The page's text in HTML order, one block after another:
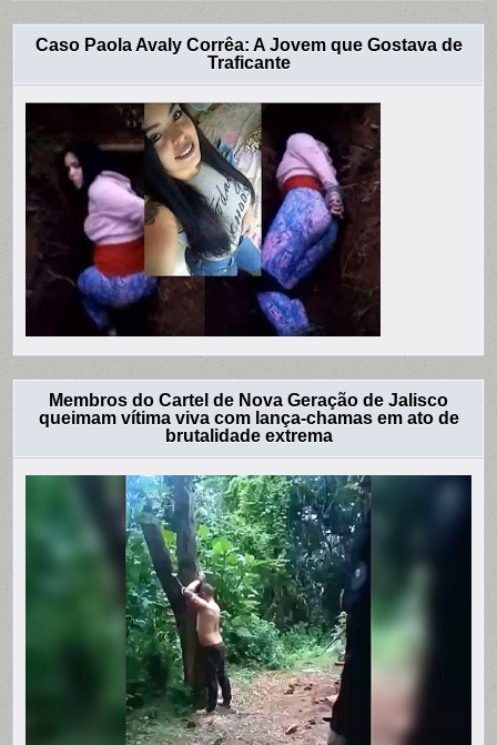
Caso Paola Avaly Corrêa: A Jovem que Gostava de
Traficante
Membros do Cartel de Nova Geração de Jalisco
queimam vítima viva com lança-chamas em ato de
brutalidade extrema